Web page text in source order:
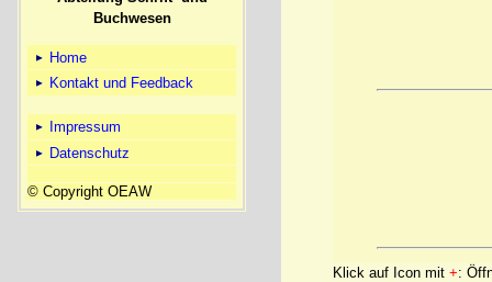
Buchwesen
Home
Kontakt und Feedback
Impressum
Datenschutz
© Copyright OEAW
Klick auf Icon mit +: